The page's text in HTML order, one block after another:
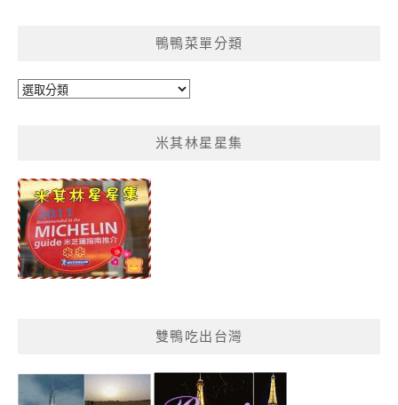
鴨鴨菜單分類
鴨
類
米其林星星集
雙鴨吃出台灣